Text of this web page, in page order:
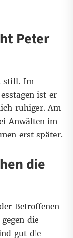
Peter
still. Im
ist er
ruhiger. Am
Anwälten im
erst später.
die
Betroffenen
die
gut die